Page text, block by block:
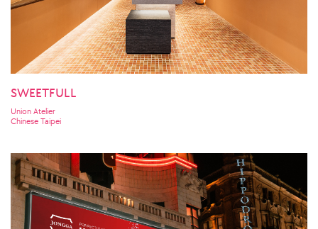
SWEETFULL
Union Atelier
Chinese Taipei